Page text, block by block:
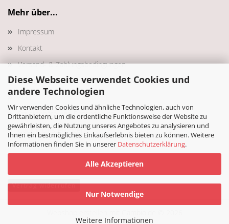
Diese Webseite verwendet Cookies und
andere Technologien
Wir verwenden Cookies und ähnliche Technologien, auch von
Drittanbietern, um die ordentliche Funktionsweise der Website zu
gewährleisten, die Nutzung unseres Angebotes zu analysieren und
Ihnen ein bestmögliches Einkaufserlebnis bieten zu können. Weitere
Informationen finden Sie in unserer Datenschutzerklärung.
Alle Akzeptieren
Nur Notwendige
Weitere Informationen
Mehr über...
Impressum
Kontakt
Versand- & Zahlungsbedingungen
Widerrufsrecht & Muster-Widerrufsformular
AGB
Privatsphäre und Datenschutz
Cookie Einstellungen
Vertrag widerrufen